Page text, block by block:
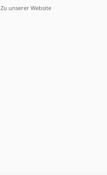
Zu unserer Website